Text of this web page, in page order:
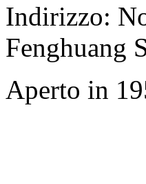
Indirizzo:
Fenghuang
Aperto in